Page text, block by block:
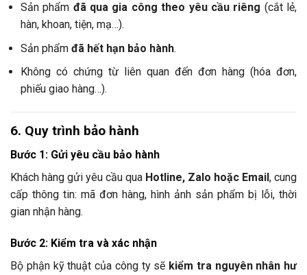
Sản phẩm đã qua gia công theo yêu cầu riêng (cắt lẻ,
hàn, khoan, tiện, mạ…).
Sản phẩm đã hết hạn bảo hành.
Không có chứng từ liên quan đến đơn hàng (hóa đơn,
phiếu giao hàng…).
6. Quy trình bảo hành
Bước 1: Gửi yêu cầu bảo hành
Khách hàng gửi yêu cầu qua Hotline, Zalo hoặc Email, cung
cấp thông tin: mã đơn hàng, hình ảnh sản phẩm bị lỗi, thời
gian nhận hàng.
Bước 2: Kiểm tra và xác nhận
Bộ phận kỹ thuật của công ty sẽ kiểm tra nguyên nhân hư